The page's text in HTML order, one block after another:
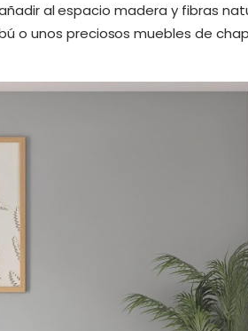
al espacio madera y fibras
o unos preciosos muebles de